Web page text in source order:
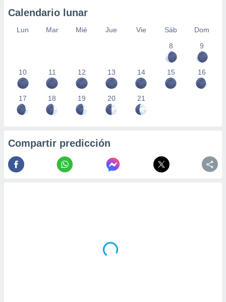
Calendario lunar
Lun Mar Mié Jue Vie Sáb
Dom
8
9
10 11 12 13 14 15 16
17 18 19 20 21
Compartir predicción